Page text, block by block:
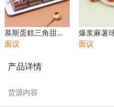
慕斯蛋糕三角甜品
批发小蛋糕甜点代
品
面议
爆浆麻薯
即食商用
面议
产品详情
货源内容